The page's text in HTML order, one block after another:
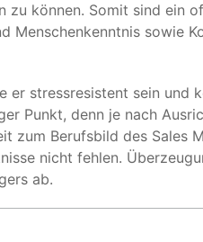
können. Somit sind ein
Menschenkenntnis sowie
stressresistent sein und
Punkt, denn je nach
zum Berufsbild des Sales
nicht fehlen.
ab.